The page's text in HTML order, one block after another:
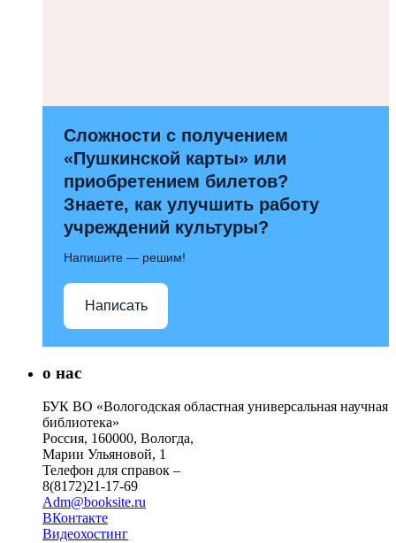
Сложности с получением
«Пушкинской карты» или
приобретением билетов?
Знаете, как улучшить работу
учреждений культуры?
Напишите — решим!
Написать
о нас
БУК ВО «Вологодская областная универсальная научная
библиотека»
Россия, 160000, Вологда,
Марии Ульяновой, 1
Телефон для справок –
8(8172)21-17-69
Adm@booksite.ru
ВКонтакте
Видеохостинг